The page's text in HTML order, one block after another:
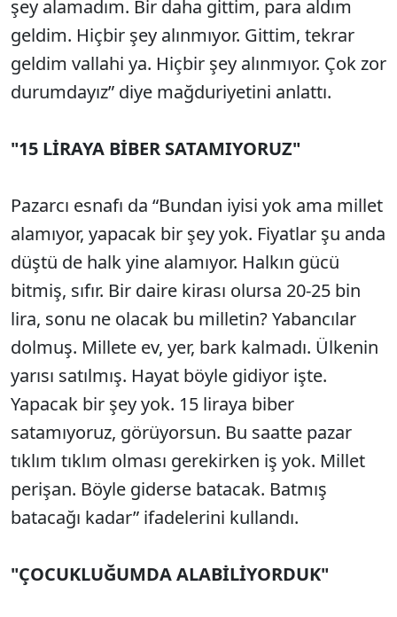
şey alamadım. Bir daha gittim, para aldım
geldim. Hiçbir şey alınmıyor. Gittim, tekrar
geldim vallahi ya. Hiçbir şey alınmıyor. Çok zor
durumdayız” diye mağduriyetini anlattı.
"15 LİRAYA BİBER SATAMIYORUZ"
Pazarcı esnafı da “Bundan iyisi yok ama millet
alamıyor, yapacak bir şey yok. Fiyatlar şu anda
düştü de halk yine alamıyor. Halkın gücü
bitmiş, sıfır. Bir daire kirası olursa 20-25 bin
lira, sonu ne olacak bu milletin? Yabancılar
dolmuş. Millete ev, yer, bark kalmadı. Ülkenin
yarısı satılmış. Hayat böyle gidiyor işte.
Yapacak bir şey yok. 15 liraya biber
satamıyoruz, görüyorsun. Bu saatte pazar
tıklım tıklım olması gerekirken iş yok. Millet
perişan. Böyle giderse batacak. Batmış
batacağı kadar” ifadelerini kullandı.
"ÇOCUKLUĞUMDA ALABİLİYORDUK"